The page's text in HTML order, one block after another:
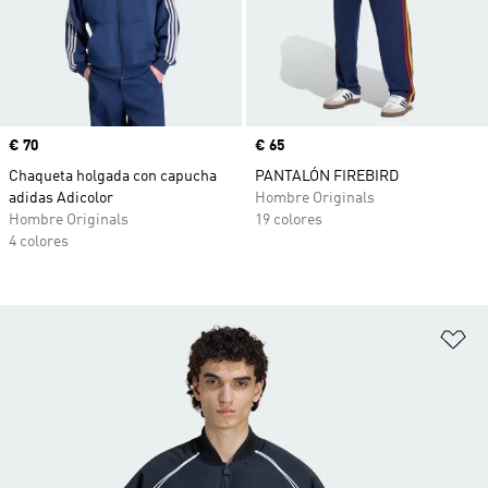
Precio
€ 70
Chaqueta holgada con capucha
adidas Adicolor
Hombre Originals
4 colores
Precio
€ 65
PANTALÓN FIREBIRD
Hombre Originals
19 colores